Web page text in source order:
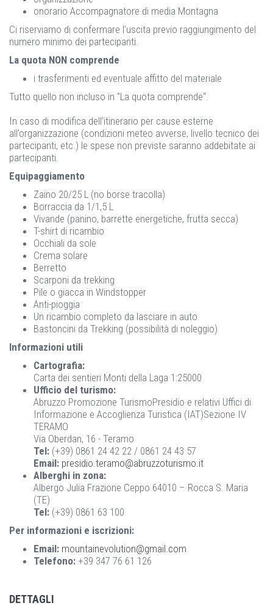
onorario Accompagnatore di media Montagna
Ci riserviamo di confermare l’uscita previo raggiungimento del
numero minimo dei partecipanti.
La quota NON comprende
i trasferimenti ed eventuale affitto del materiale
Tutto quello non incluso in "La quota comprende".
In caso di modifica dell’itinerario per cause esterne
all’organizzazione (condizioni meteo avverse, livello tecnico dei
partecipanti, etc.) le spese non previste saranno addebitate ai
partecipanti.
Equipaggiamento
Zaino 20/25 L (no borse tracolla)
Borraccia da 1/1,5 L
Vivande (panino, barrette energetiche, frutta secca)
T-shirt di ricambio
Occhiali da sole
Crema solare
Berretto
Scarponi da trekking
Pile o giacca in Windstopper
Anti-pioggia
Un ricambio completo da lasciare in auto
Bastoncini da Trekking (possibilità di noleggio)
Informazioni utili
Cartografia:
Carta dei sentieri Monti della Laga 1:25000
Ufficio del turismo:
Abruzzo Promozione TurismoPresidio e relativi Uffici di
Informazione e Accoglienza Turistica (IAT)Sezione IV
TERAMO
Via Oberdan, 16 - Teramo
Tel: (+39) 0861 24 42 22 / 0861 24 43 57
Email: presidio.teramo@abruzzoturismo.it
Alberghi in zona:
Albergo Julia Frazione Ceppo 64010 – Rocca S. Maria
(TE)
Tel: (+39) 0861 63 100
Per informazioni e iscrizioni:
Email: mountainevolution@gmail.com
Telefono: +39 347 76 61 126
DETTAGLI